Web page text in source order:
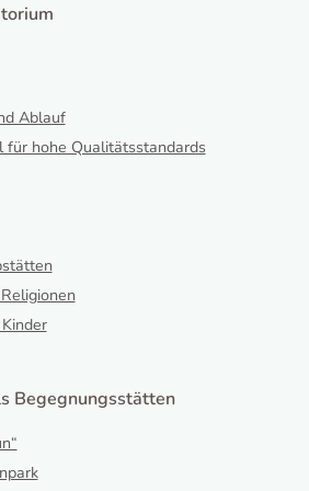
Ablauf
für hohe Qualitätsstandards
Begegnungsstätten